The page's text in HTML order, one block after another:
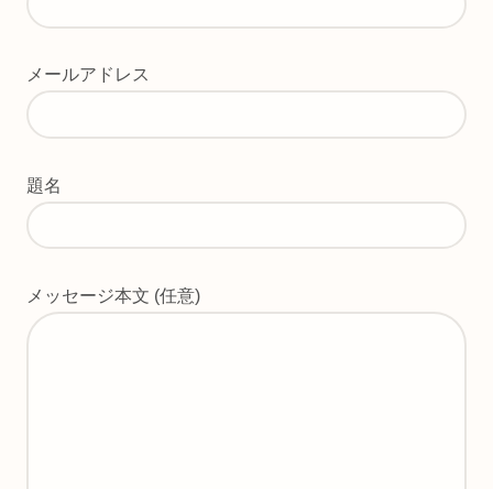
メールアドレス
題名
メッセージ本文 (任意)